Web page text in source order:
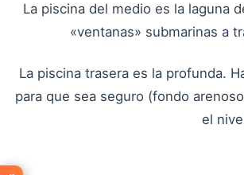
La piscina del medio es la laguna
«ventanas» submarinas a
La piscina trasera es la profunda.
para que sea seguro (fondo
el